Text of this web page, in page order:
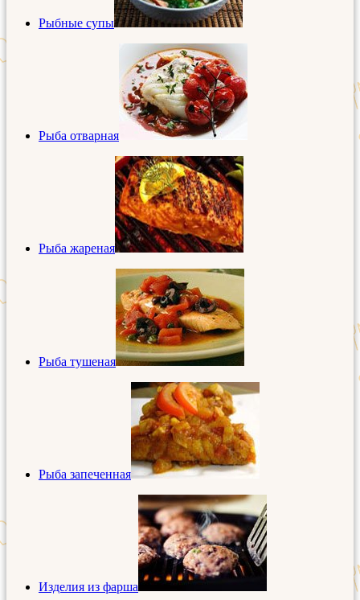
Рыбные супы
Рыба отварная
Рыба жареная
Рыба тушеная
Рыба запеченная
Изделия из фарша